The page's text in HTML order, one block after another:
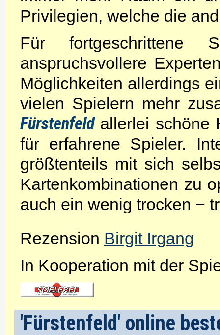
Privilegien, welche die
Für
anspruchsvollere
Möglichkeiten allerdings
vielen Spielern mehr
Fürstenfeldallerlei schöne
für erfahrene Spieler.
größtenteils mit sich
Kartenkombinationen zu
auch ein wenig trocken −
Rezension Birgit Irgang
In Kooperation mit der
'Fürstenfeld' online